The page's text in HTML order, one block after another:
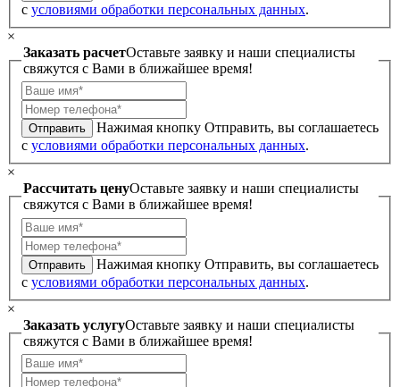
с условиями обработки персональных данных.
×
Заказать расчетОставьте заявку и наши специалисты
свяжутся с Вами в ближайшее время!
Отправить
Нажимая кнопку Отправить, вы соглашаетесь
с условиями обработки персональных данных.
×
Рассчитать ценуОставьте заявку и наши специалисты
свяжутся с Вами в ближайшее время!
Отправить
Нажимая кнопку Отправить, вы соглашаетесь
с условиями обработки персональных данных.
×
Заказать услугуОставьте заявку и наши специалисты
свяжутся с Вами в ближайшее время!